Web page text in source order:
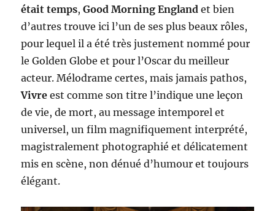
était temps,Good Morning England et bien
d’autres trouve ici l’un de ses plus beaux rôles,
pour lequel il a été très justement nommé pour
le Golden Globe et pour l’Oscar du meilleur
acteur. Mélodrame certes, mais jamais pathos,
Vivre est comme son titre l’indique une leçon
de vie, de mort, au message intemporel et
universel, un film magnifiquement interprété,
magistralement photographié et délicatement
mis en scène, non dénué d’humour et toujours
élégant.